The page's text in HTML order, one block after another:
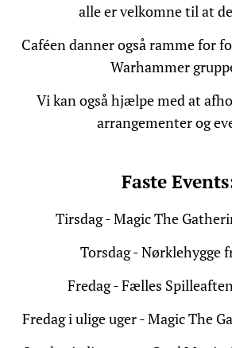
alle er velkomne til at
Caféen danner også ramme for
Warhammer
Vi kan også hjælpe med at
arrangementer og
Faste
Tirsdag - Magic The
Torsdag - Nørklehygge
Fredag - Fælles
Fredag i ulige uger - Magic The